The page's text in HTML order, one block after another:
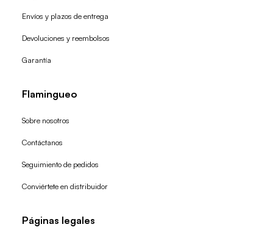
Envíos y plazos de entrega
Devoluciones y reembolsos
Garantía
Flamingueo
Sobre nosotros
Contáctanos
Seguimiento de pedidos
Conviértete en distribuidor
Páginas legales